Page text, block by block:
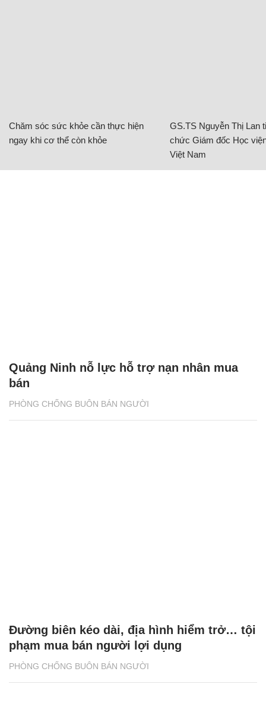
Chăm sóc sức khỏe cần thực hiện
ngay khi cơ thể còn khỏe
GS.TS Nguyễn Thị Lan
chức Giám đốc Học
Việt Nam
PHÒNG CHỐNG BUÔN BÁN NGƯỜI
Quảng Ninh nỗ lực hỗ trợ nạn nhân mua
bán
PHÒNG CHỐNG BUÔN BÁN NGƯỜI
Đường biên kéo dài, địa hình hiểm trở… tội
phạm mua bán người lợi dụng